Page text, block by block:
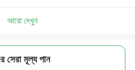
আরো দেখুন
সেরা মূল্য পান